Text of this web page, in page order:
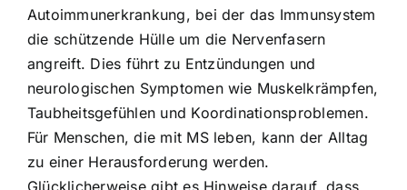
Autoimmunerkrankung, bei der das Immunsystem
die schützende Hülle um die Nervenfasern
angreift. Dies führt zu Entzündungen und
neurologischen Symptomen wie Muskelkrämpfen,
Taubheitsgefühlen und Koordinationsproblemen.
Für Menschen, die mit MS leben, kann der Alltag
zu einer Herausforderung werden.
Glücklicherweise gibt es Hinweise darauf, dass